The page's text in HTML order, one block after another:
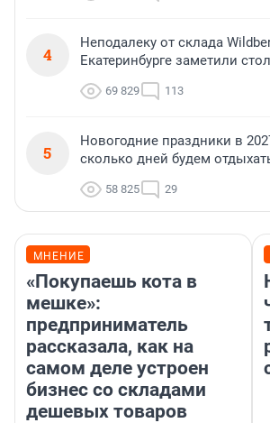
4
Неподалеку от склада
Екатеринбурге заметили
69 829 113
5
Новогодние праздники в
сколько дней будем
58 825 29
МНЕНИЕ
«Покупаешь кота в
мешке»:
предприниматель
рассказала, как на
самом деле устроен
бизнес со складами
дешевых товаров